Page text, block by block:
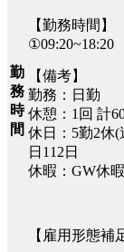
勤
務
時
間
【勤務時間】
①09:20~18:20
【備考】
勤務：日勤
休憩：1回 計
休日：5勤2休
日112日
休暇：GW休
【雇用形態補